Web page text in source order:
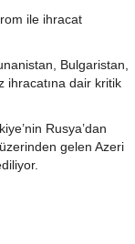
ile ihracat
Bulgaristan,
ihracatına dair kritik
Rusya’dan
gelen Azeri